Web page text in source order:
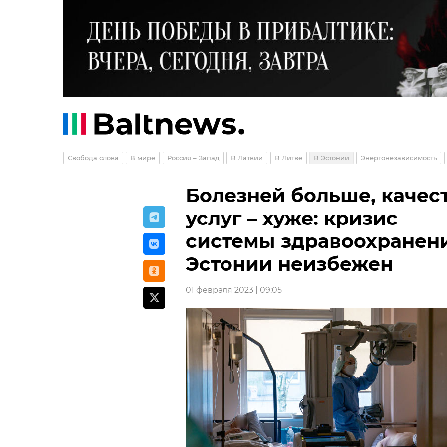
Свобода слова В мире Россия – Запад В Латвии В Литве В Эстонии Энергонезависимость
Болезней больше,
услуг – хуже: кризис
системы
Эстонии неизбежен
01 февраля 2023 | 09:05